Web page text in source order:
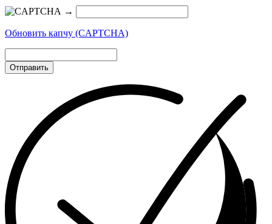
→
Обновить капчу (CAPTCHA)
Отправить